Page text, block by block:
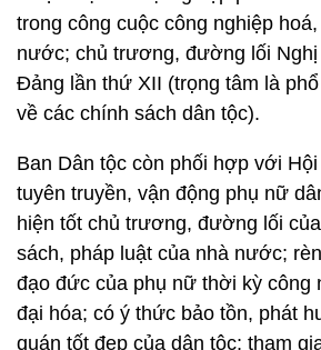
trong công cuộc công nghiệp
nước; chủ trương, đường lối
Đảng lần thứ XII (trọng tâm là
về các chính sách dân tộc).
Ban Dân tộc còn phối hợp với
tuyên truyền, vận động phụ nữ
hiện tốt chủ trương, đường lối
sách, pháp luật của nhà nước;
đạo đức của phụ nữ thời kỳ công
đại hóa; có ý thức bảo tồn, phát
quán tốt đẹp của dân tộc; tham